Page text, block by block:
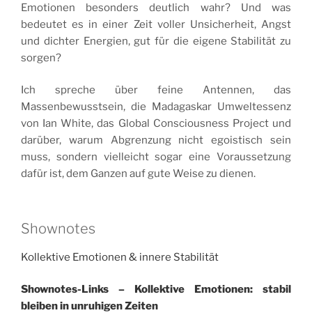
Emotionen besonders deutlich wahr? Und was
bedeutet es in einer Zeit voller Unsicherheit, Angst
und dichter Energien, gut für die eigene Stabilität zu
sorgen?
Ich spreche über feine Antennen, das
Massenbewusstsein, die Madagaskar Umweltessenz
von Ian White, das Global Consciousness Project und
darüber, warum Abgrenzung nicht egoistisch sein
muss, sondern vielleicht sogar eine Voraussetzung
dafür ist, dem Ganzen auf gute Weise zu dienen.
Shownotes
Kollektive Emotionen & innere Stabilität
Shownotes-Links – Kollektive Emotionen: stabil
bleiben in unruhigen Zeiten